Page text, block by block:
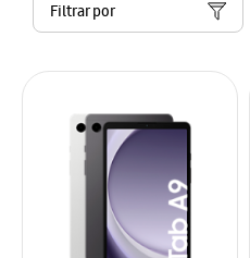
Filtrar por